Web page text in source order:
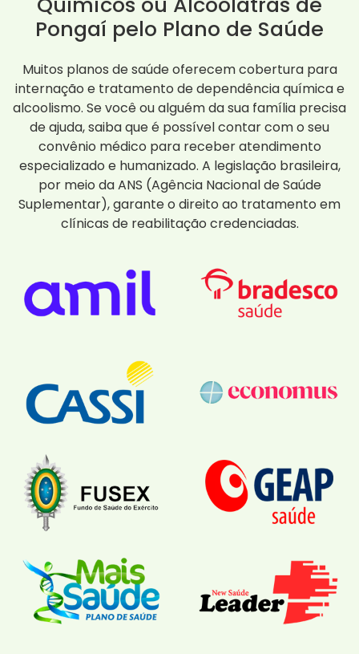
Pongaí pelo Plano de Saúde
Muitos planos de saúde oferecem cobertura para
internação e tratamento de dependência química e
alcoolismo. Se você ou alguém da sua família precisa
de ajuda, saiba que é possível contar com o seu
convênio médico para receber atendimento
especializado e humanizado. A legislação brasileira,
por meio da ANS (Agência Nacional de Saúde
Suplementar), garante o direito ao tratamento em
clínicas de reabilitação credenciadas.